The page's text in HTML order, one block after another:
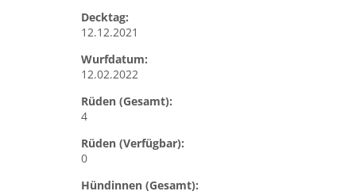
Decktag:
12.12.2021
Wurfdatum:
12.02.2022
Rüden (Gesamt):
4
Rüden (Verfügbar):
0
Hündinnen (Gesamt):